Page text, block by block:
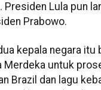
Presiden Lula pun
Prabowo.
kepala negara itu
Merdeka untuk
Brazil dan lagu